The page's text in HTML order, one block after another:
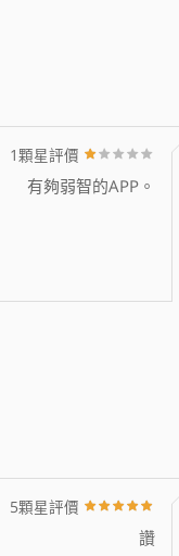
1顆星評價
有夠弱智的APP。
5顆星評價
讚